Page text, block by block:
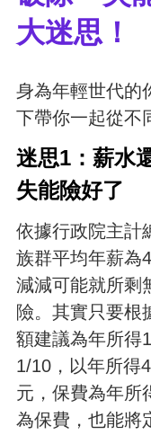
大迷思！
身為年輕世代的
下帶你一起從不
迷思1：薪水
失能險好了
依據行政院主計
族群平均年薪為
減減可能就所剩
險。其實只要根
額建議為年所得
1/10，以年所得
元，保費為年所
為保費，也能將